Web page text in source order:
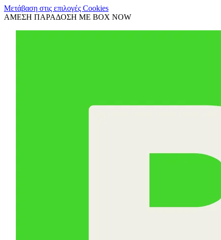
Μετάβαση στις επιλογές Cookies
ΑΜΕΣΗ ΠΑΡΑΔΟΣΗ ΜΕ BOX NOW